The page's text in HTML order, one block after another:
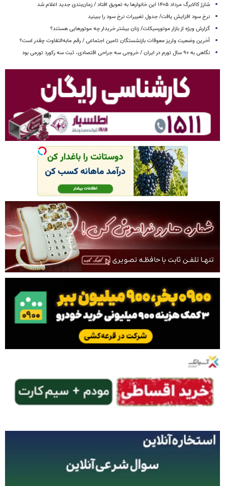
شارژ کالابرگ مرداد ۱۴۰۵ این خانوارها به تعویق افتاد / زمان‌بندی جدید اعلام شد
نرخ سود افزایش یافت/ جدول تغییرات نرخ سود را ببینید
گزارش ویژه از بازار موتورسیکلت/ زنان بیشتر خریدار چه موتورهایی هستند؟
آخرین وضعیت واریز معوقات بازنشستگان تامین اجتماعی / رقم مابه‌التفاوت چقدر است؟
نگاهی به ۹۰ سال تورم در ایران / خروجی سه جراحی اقتصادی، ثبت سه رکورد تورمی بود